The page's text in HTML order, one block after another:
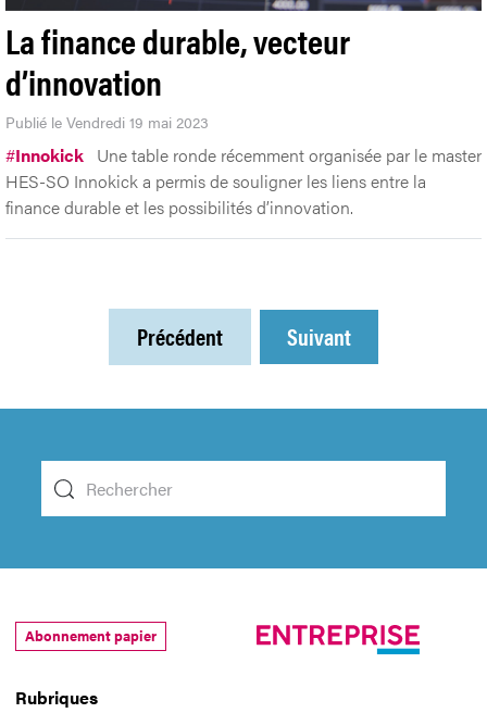
La finance durable, vecteur
d’innovation
Publié le Vendredi 19 mai 2023
#Innokick Une table ronde récemment organisée par le master
HES-SO Innokick a permis de souligner les liens entre la
finance durable et les possibilités d’innovation.
Précédent Suivant
Rubriques
Abonnement papier